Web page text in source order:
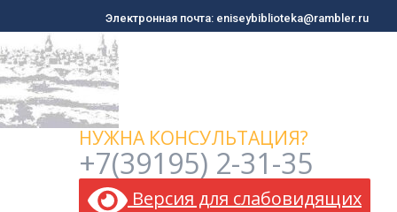
Электронная почта: eniseybiblioteka@rambler.ru
НУЖНА КОНСУЛЬТАЦИЯ?
+7(39195) 2-31-35
Версия для слабовидящих
Электронная почта: eniseybiblioteka@rambler.ru
карта Электронный каталог